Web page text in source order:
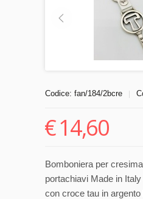
Codice: fan/184/2bcre
€14,60
Bomboniera per
portachiavi Made in
con croce tau in